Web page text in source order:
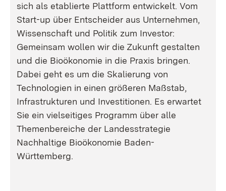
sich als etablierte Plattform entwickelt. Vom
Start-up über Entscheider aus Unternehmen,
Wissenschaft und Politik zum Investor:
Gemeinsam wollen wir die Zukunft gestalten
und die Bioökonomie in die Praxis bringen.
Dabei geht es um die Skalierung von
Technologien in einen größeren Maßstab,
Infrastrukturen und Investitionen. Es erwartet
Sie ein vielseitiges Programm über alle
Themenbereiche der Landesstrategie
Nachhaltige Bioökonomie Baden-
Württemberg.